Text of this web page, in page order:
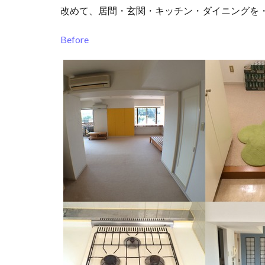
改めて、居間・玄関・キッチン・ダイニングを
Before